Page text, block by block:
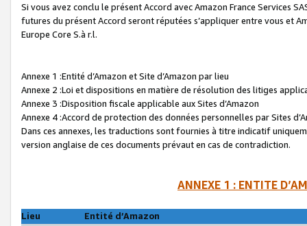
Si vous avez conclu le présent Accord avec Amazon France Services
futures du présent Accord seront réputées s’appliquer entre vous et
Europe Core S.à r.l.
Annexe 1 :Entité d’Amazon et Site d’Amazon par lieu
Annexe 2 :Loi et dispositions en matière de résolution des litiges
Annexe 3 :Disposition fiscale applicable aux Sites d’Amazon
Annexe 4 :Accord de protection des données personnelles par Sites
Dans ces annexes, les traductions sont fournies à titre indicatif
version anglaise de ces documents prévaut en cas de contradiction.
ANNEXE 1 : ENTITE
Lieu
Entité d’Amazon